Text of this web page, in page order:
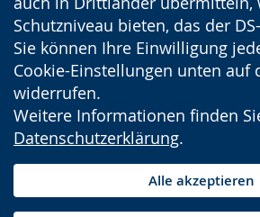
Schutzniveau bieten, das der
Sie können Ihre Einwilligung
Cookie-Einstellungen unten auf
widerrufen.
Weitere Informationen finden
Datenschutzerklärung.
Alle akzeptieren